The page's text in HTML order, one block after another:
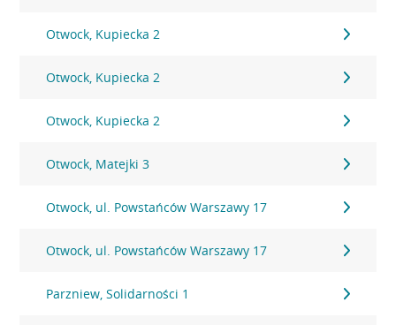
Otwock, Kupiecka 2
Otwock, Kupiecka 2
Otwock, Kupiecka 2
Otwock, Matejki 3
Otwock, ul. Powstańców Warszawy 17
Otwock, ul. Powstańców Warszawy 17
Parzniew, Solidarności 1